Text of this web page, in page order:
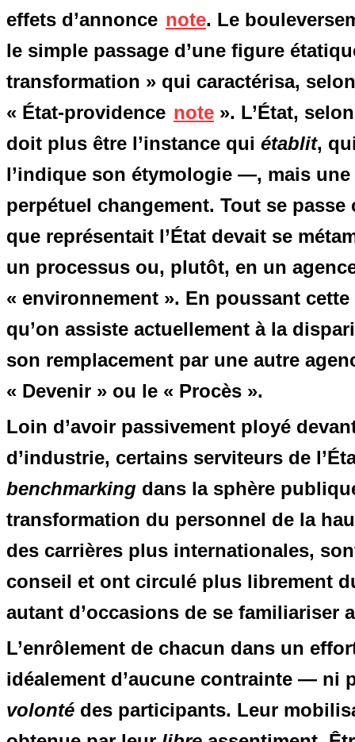
effets d’annonce note. Le
le simple passage d’une figure
transformation » qui caractérisa,
« État-providence note ». L’État,
doit plus être l’instance qui établit,
l’indique son étymologie —, mais
perpétuel changement. Tout se
que représentait l’État devait se
un processus ou, plutôt, en un
« environnement ». En poussant
qu’on assiste actuellement à la
son remplacement par une autre
« Devenir » ou le « Procès ».
Loin d’avoir passivement ployé
d’industrie, certains serviteurs de
benchmarking dans la sphère
transformation du personnel de la
des carrières plus internationales,
conseil et ont circulé plus librement
autant d’occasions de se familiariser
L’enrôlement de chacun dans un
idéalement d’aucune contrainte —
volonté des participants. Leur